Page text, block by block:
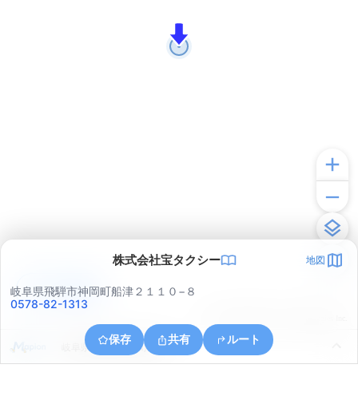
株式会社宝タクシー 地図
岐阜県飛騨市神岡町船津２１１０−８
0578-82-1313
保存 共有 ルート
岐阜県飛騨市神岡町船津
アプリで見る